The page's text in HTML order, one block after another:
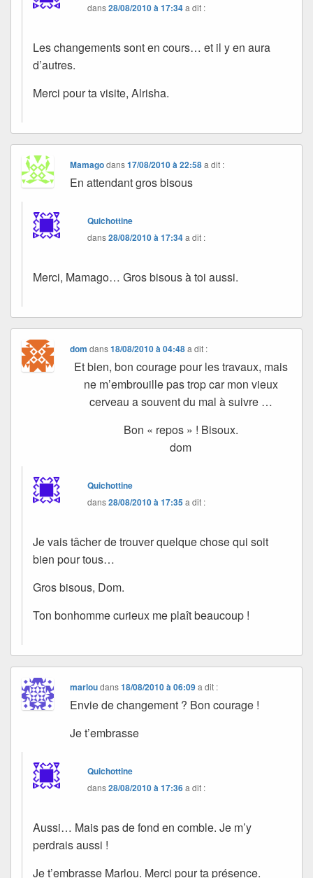
dans28/08/2010 à 17:34a dit :
Les changements sont en cours… et il y en aura
d’autres.
Merci pour ta visite, Alrisha.
Mamagodans17/08/2010 à 22:58 a dit :
En attendant gros bisous
Quichottine
dans28/08/2010 à 17:34a dit :
Merci, Mamago… Gros bisous à toi aussi.
dom dans18/08/2010 à 04:48 a dit :
Et bien, bon courage pour les travaux, mais
ne m’embrouille pas trop car mon vieux
cerveau a souvent du mal à suivre …
Bon « repos » ! Bisoux.
dom
Quichottine
dans28/08/2010 à 17:35a dit :
Je vais tâcher de trouver quelque chose qui soit
bien pour tous…
Gros bisous, Dom.
Ton bonhomme curieux me plaît beaucoup !
marloudans18/08/2010 à 06:09 a dit :
Envie de changement ? Bon courage !
Je t’embrasse
Quichottine
dans28/08/2010 à 17:36a dit :
Aussi… Mais pas de fond en comble. Je m’y
perdrais aussi !
Je t’embrasse Marlou. Merci pour ta présence.